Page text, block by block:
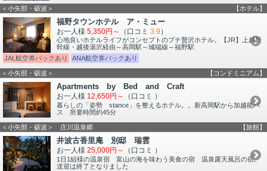
＜小矢部・砺波＞ 【ホテル】
福野タウンホテル ア・ミュー
お一人様 5,350円～ （口コミ 3.9）
心地良いホテルライフがコンセプトのプチ贅沢ホテル。【JR】上越新
幹線・越後湯沢経由～高岡駅～城端線～福野駅
JAL航空券パックあり
ANA航空券パックあり
＜小矢部・砺波＞ 【コンドミニアム】
Apartments by Bed and Craft
お一人様 12,650円～ （口コミ ）
暮らしの「姿勢 stance」を整えるホテル。。新高岡駅から加越能バ
ス 所要時間約45分
＜小矢部・砺波＞ 庄川温泉郷 【旅館】
井波古香里庵 別邸 瑞雲
お一人様 25,000円～ （口コミ ）
1日1組様の温泉宿 富山の海を味わう美食の宿 温泉露天風呂の宿。
送迎は終了となりました